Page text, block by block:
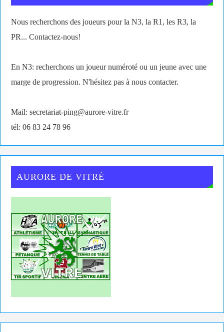
Nous recherchons des joueurs pour la N3, la R1, les R3, la
PR... Contactez-nous!
En N3: recherchons un joueur numéroté ou un jeune avec une
marge de progression. N'hésitez pas à nous contacter.
Mail: secretariat-ping@aurore-vitre.fr
tél: 06 83 24 78 96
AURORE DE VITRÉ